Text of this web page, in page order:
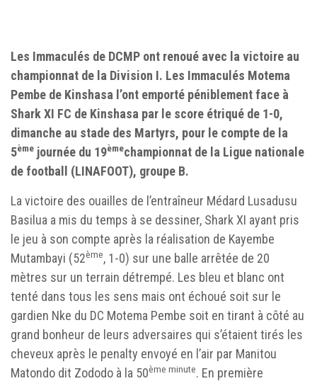
Les Immaculés de DCMP ont renoué avec la victoire au
championnat de la Division I. Les Immaculés Motema
Pembe de Kinshasa l’ont emporté péniblement face à
Shark XI FC de Kinshasa par le score étriqué de 1-0,
dimanche au stade des Martyrs, pour le compte de la
5ème journée du 19èmechampionnat de la Ligue nationale
de football (LINAFOOT), groupe B.
La victoire des ouailles de l’entraîneur Médard Lusadusu
Basilua a mis du temps à se dessiner, Shark XI ayant pris
le jeu à son compte après la réalisation de Kayembe
Mutambayi (52ème, 1-0) sur une balle arrêtée de 20
mètres sur un terrain détrempé. Les bleu et blanc ont
tenté dans tous les sens mais ont échoué soit sur le
gardien Nke du DC Motema Pembe soit en tirant à côté au
grand bonheur de leurs adversaires qui s’étaient tirés les
cheveux après le penalty envoyé en l’air par Manitou
Matondo dit Zododo à la 50ème minute. En première